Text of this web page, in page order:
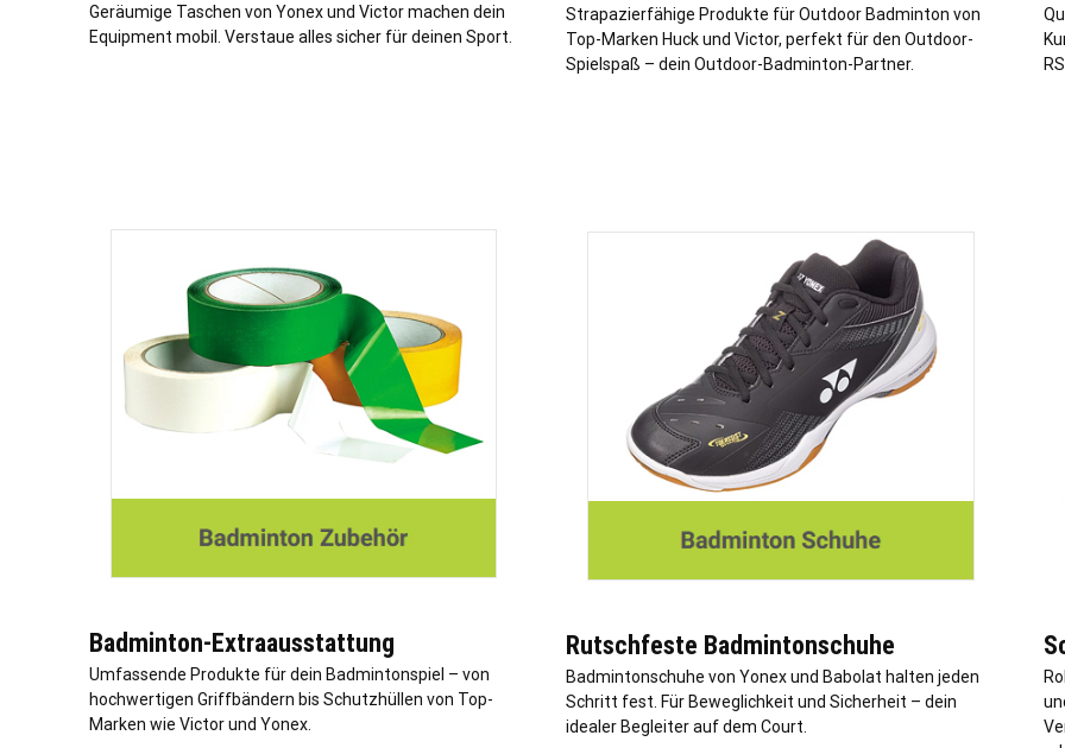
Geräumige Taschen von Yonex und Victor machen dein
Equipment mobil. Verstaue alles sicher für deinen Sport.
Strapazierfähige Produkte für Outdoor Badminton von
Top-Marken Huck und Victor, perfekt für den Outdoor-
Spielspaß – dein Outdoor-Badminton-Partner.
Badminton-Extraausstattung
Umfassende Produkte für dein Badmintonspiel – von
hochwertigen Griffbändern bis Schutzhüllen von Top-
Marken wie Victor und Yonex.
Rutschfeste Badmintonschuhe
Badmintonschuhe von Yonex und Babolat halten jeden
Schritt fest. Für Beweglichkeit und Sicherheit – dein
idealer Begleiter auf dem Court.